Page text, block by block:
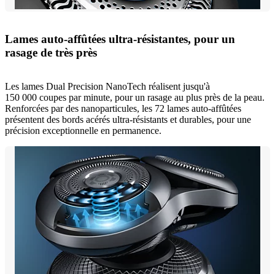
Lames auto-affûtées ultra-résistantes, pour un
rasage de très près
Les lames Dual Precision NanoTech réalisent jusqu'à
150 000 coupes par minute, pour un rasage au plus près de la peau.
Renforcées par des nanoparticules, les 72 lames auto-affûtées
présentent des bords acérés ultra-résistants et durables, pour une
précision exceptionnelle en permanence.